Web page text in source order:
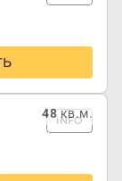
48кв.м.
INFO